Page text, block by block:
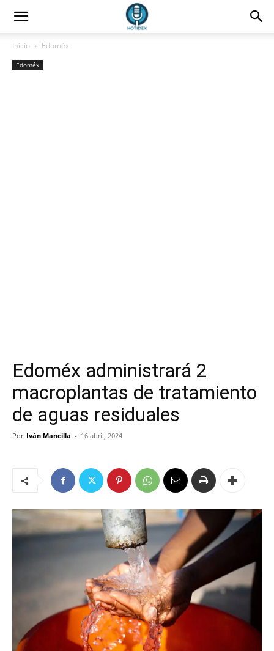
Inicio Edoméx
Edoméx
Edoméx administrará 2
macroplantas de tratamiento
de aguas residuales
Por Iván Mancilla - 16 abril, 2024